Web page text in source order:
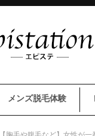
メンズ脱毛体験